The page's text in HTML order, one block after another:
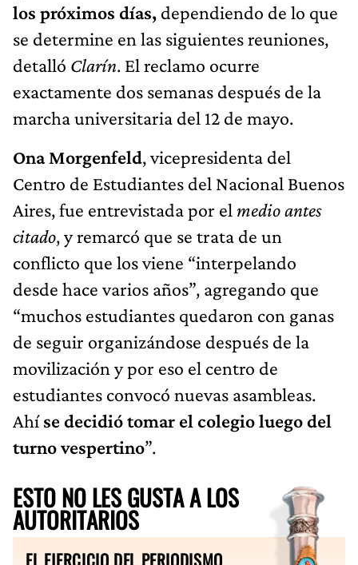
los próximos días, dependiendo de lo que
se determine en las siguientes reuniones,
detalló Clarín. El reclamo ocurre
exactamente dos semanas después de la
marcha universitaria del 12 de mayo.
Ona Morgenfeld, vicepresidenta del
Centro de Estudiantes del Nacional Buenos
Aires, fue entrevistada por el medio antes
citado, y remarcó que se trata de un
conflicto que los viene “interpelando
desde hace varios años”, agregando que
“muchos estudiantes quedaron con ganas
de seguir organizándose después de la
movilización y por eso el centro de
estudiantes convocó nuevas asambleas.
Ahíse decidió tomar el colegio luego del
turno vespertino”.
ESTO NO LES GUSTA A LOS
AUTORITARIOS
EL EJERCICIO DEL PERIODISMO